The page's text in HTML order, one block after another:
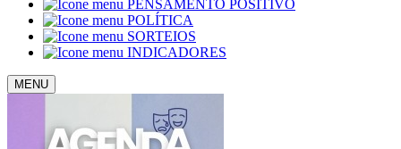
PENSAMENTO POSITIVO
POLÍTICA
SORTEIOS
INDICADORES
MENU